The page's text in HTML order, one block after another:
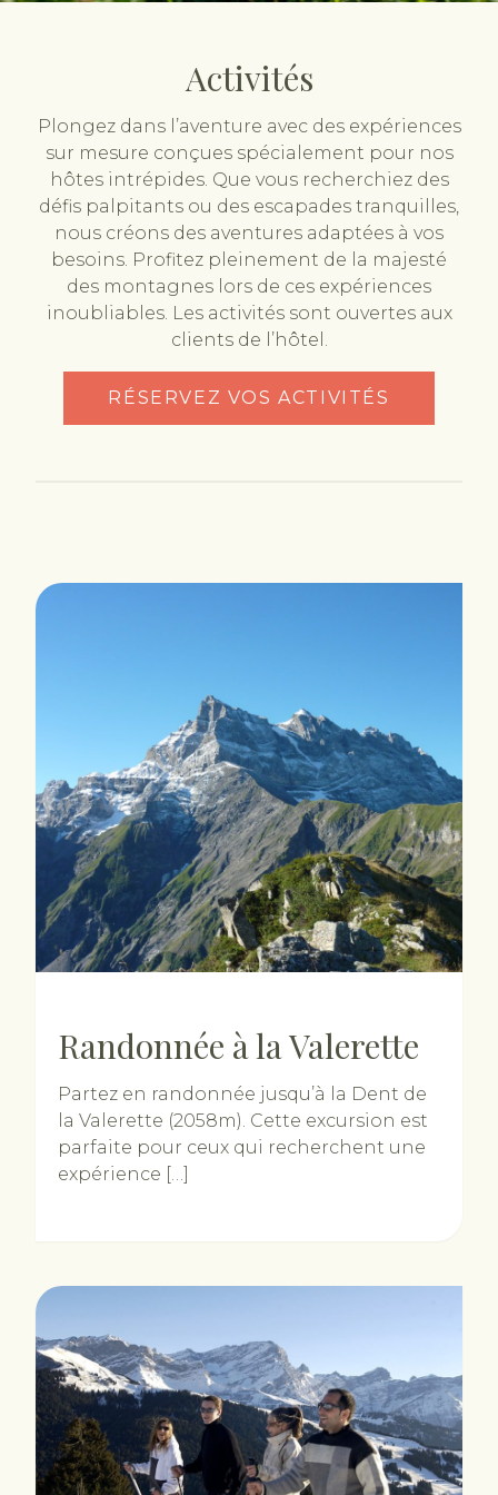
Activités
Plongez dans l’aventure avec des expériences
sur mesure conçues spécialement pour nos
hôtes intrépides. Que vous recherchiez des
défis palpitants ou des escapades tranquilles,
nous créons des aventures adaptées à vos
besoins. Profitez pleinement de la majesté
des montagnes lors de ces expériences
inoubliables. Les activités sont ouvertes aux
clients de l’hôtel.
RÉSERVEZ VOS ACTIVITÉS
Randonnée à la Valerette
Partez en randonnée jusqu’à la Dent de
la Valerette (2058m). Cette excursion est
parfaite pour ceux qui recherchent une
expérience […]